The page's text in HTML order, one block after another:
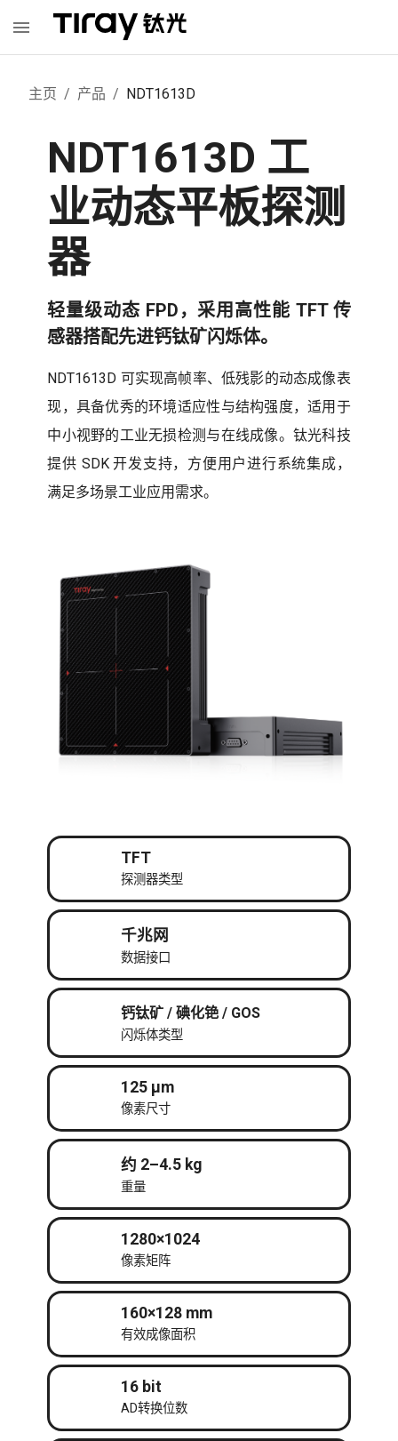
主页 / 产品 / NDT1613D
NDT1613D 工
业动态平板探测
器
轻量级动态 FPD，采用高性能 TFT 传
感器搭配先进钙钛矿闪烁体。
NDT1613D 可实现高帧率、低残影的动态成像表
现，具备优秀的环境适应性与结构强度，适用于
中小视野的工业无损检测与在线成像。钛光科技
提供 SDK 开发支持，方便用户进行系统集成，
满足多场景工业应用需求。
TFT
探测器类型
千兆网
数据接口
钙钛矿 / 碘化铯 / GOS
闪烁体类型
125 μm
像素尺寸
约 2–4.5 kg
重量
1280×1024
像素矩阵
160×128 mm
有效成像面积
16 bit
AD转换位数